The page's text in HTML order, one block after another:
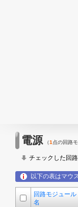
アンプ
スイッチ/マルチプレ
データコンバータ
その他
電源（1点の回路
チェックした回
以下の表はマウ
回路モジュール
名